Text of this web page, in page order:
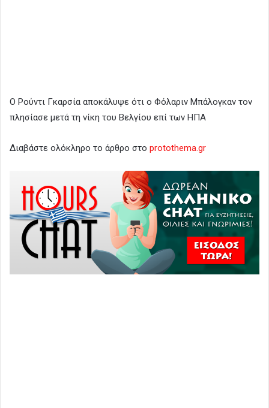
Ο Ρούντι Γκαρσία αποκάλυψε ότι ο Φόλαριν Μπάλογκαν τον
πλησίασε μετά τη νίκη του Βελγίου επί των ΗΠΑ
Διαβάστε ολόκληρο το άρθρο στο protothema.gr